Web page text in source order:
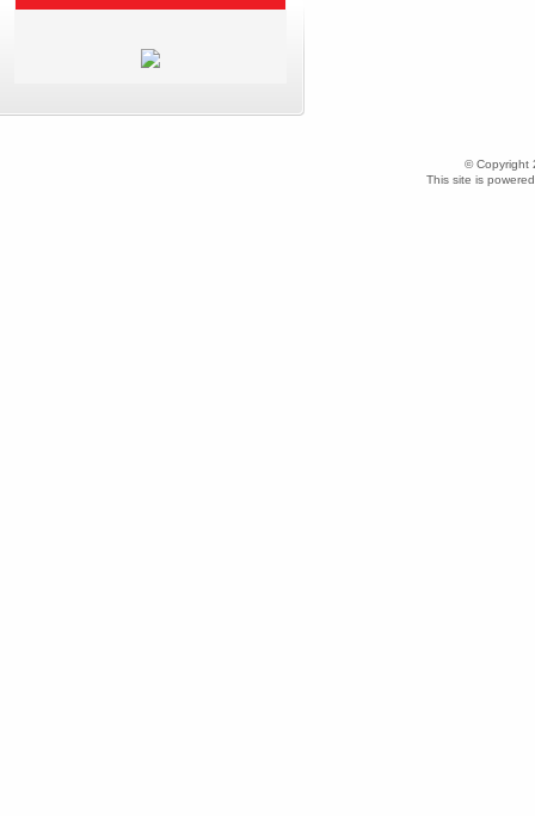
© Copyright
This site is